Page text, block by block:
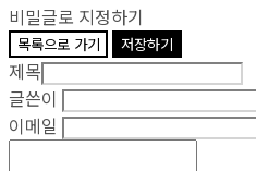
비밀글로 지정하기
목록으로 가기 저장하기
제목
글쓴이
이메일